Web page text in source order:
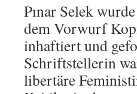
Pınar Selek
dem Vorwurf
inhaftiert und
Schriftstellerin
libertäre